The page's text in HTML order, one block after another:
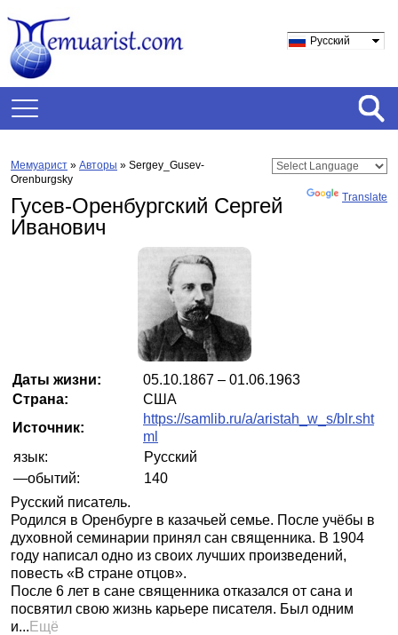
Русский
Мемуарист » Авторы » Sergey_Gusev-
Orenburgsky
Translate
Гусев-Оренбургский Сергей
Иванович
Даты жизни:
05.10.1867 – 01.06.1963
Страна:
США
Источник:
https://samlib.ru/a/aristah_w_s/blr.sht
ml
язык:
Русский
—обытий:
140
Русский писатель.
Родился в Оренбурге в казачьей семье. После учёбы в
духовной семинарии принял сан священника. В 1904
году написал одно из своих лучших произведений,
повесть «В стране отцов».
После 6 лет в сане священника отказался от сана и
посвятил свою жизнь карьере писателя. Был одним
и... Ещё